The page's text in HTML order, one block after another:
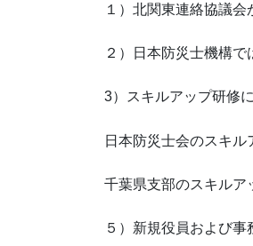
１）北関東連絡協議会
２）日本防災士機構
3）スキルアップ研修
日本防災士会のスキ
千葉県支部のスキルア
５）新規役員および